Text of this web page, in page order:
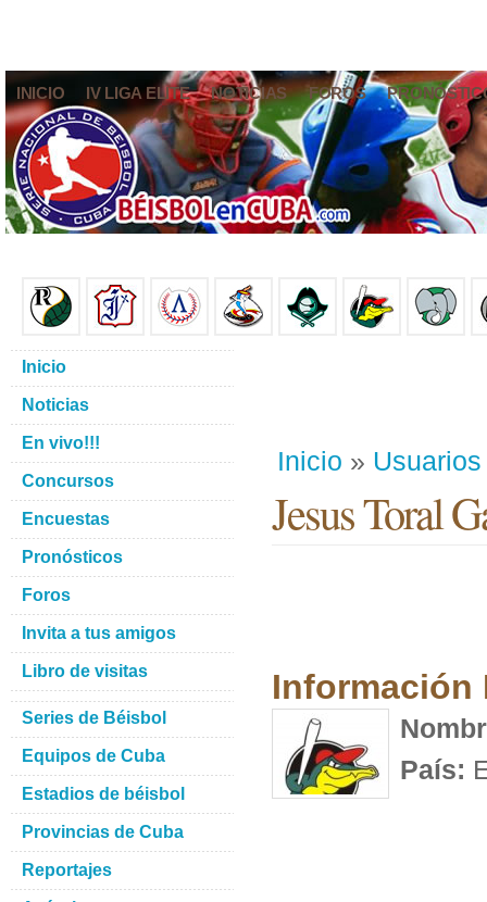
INICIO IV LIGA ELITE NOTICIAS FOROS
Inicio » Usuarios
Jesus Toral
Información
País:
Inicio
Noticias
En vivo!!!
Concursos
Encuestas
Pronósticos
Foros
Invita a tus amigos
Libro de visitas
Series de Béisbol
Equipos de Cuba
Estadios de béisbol
Provincias de Cuba
Reportajes